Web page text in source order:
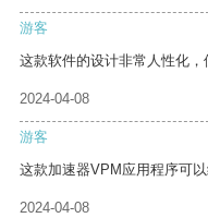
游客
这款软件的设计非常人性化，
2024-04-08
游客
这款加速器VPM应用程序可
2024-04-08